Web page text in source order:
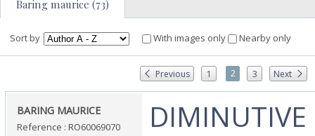
Baring maurice (73)
Sort by With images only Nearby only
Previous 1 2 3 Next
‎BARING MAURICE‎
Reference : RO60069070
‎DIMINUTIVE